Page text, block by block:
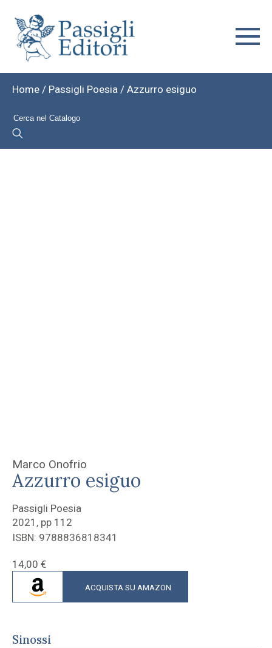
Home / Passigli Poesia / Azzurro esiguo
Marco Onofrio
Azzurro esiguo
Passigli Poesia
2021, pp 112
ISBN: 9788836818341
14,00 €
ACQUISTA SU AMAZON
Sinossi